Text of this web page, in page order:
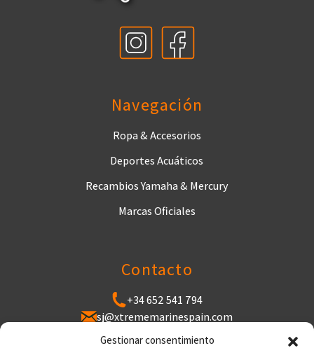
Gestionar consentimiento
Navegación
Ropa & Accesorios
Deportes Acuáticos
Recambios Yamaha & Mercury
Marcas Oficiales
Contacto
+34 652 541 794
sj@xtrememarinespain.com
Puerto de Cabopino, Varadero de Cabopino,